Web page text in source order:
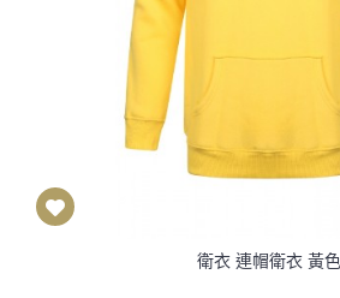
衛衣 連帽衛衣 黃色